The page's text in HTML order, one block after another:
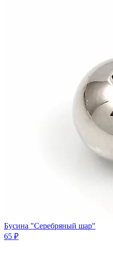
Бусина "Серебряный шар"
65 ₽